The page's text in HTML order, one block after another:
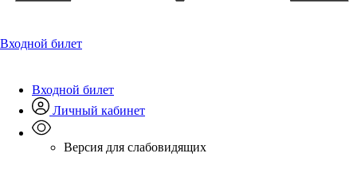
Входной билет
Входной билет
Личный кабинет
Версия для слабовидящих